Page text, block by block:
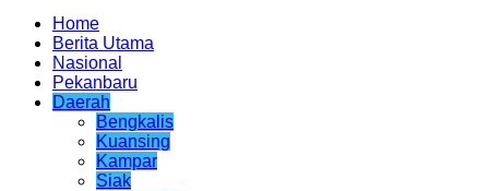
Home
Berita Utama
Nasional
Pekanbaru
Daerah
Bengkalis
Kuansing
Kampar
Siak